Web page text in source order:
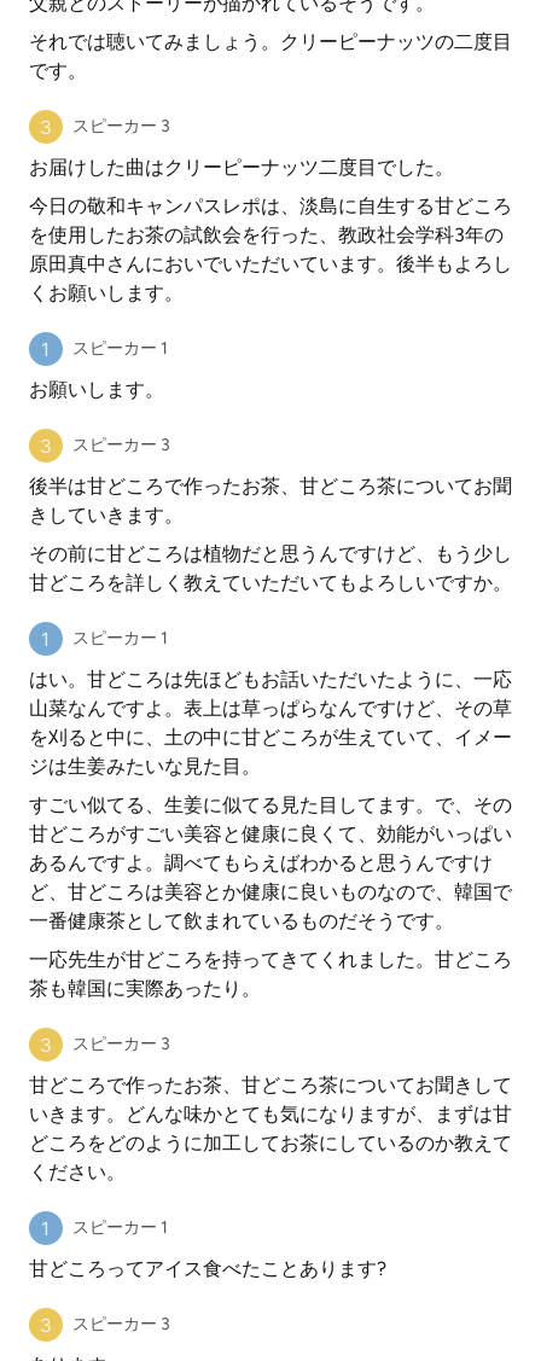
それでは聴いてみましょう。クリーピーナッツの二度目
です。
スピーカー 3
お届けした曲はクリーピーナッツ二度目でした。
今日の敬和キャンパスレポは、淡島に自生する甘どころ
を使用したお茶の試飲会を行った、教政社会学科3年の
原田真中さんにおいでいただいています。後半もよろし
くお願いします。
スピーカー 1
お願いします。
スピーカー 3
後半は甘どころで作ったお茶、甘どころ茶についてお聞
きしていきます。
その前に甘どころは植物だと思うんですけど、もう少し
甘どころを詳しく教えていただいてもよろしいですか。
スピーカー 1
はい。甘どころは先ほどもお話いただいたように、一応
山菜なんですよ。表上は草っぱらなんですけど、その草
を刈ると中に、土の中に甘どころが生えていて、イメー
ジは生姜みたいな見た目。
すごい似てる、生姜に似てる見た目してます。で、その
甘どころがすごい美容と健康に良くて、効能がいっぱい
あるんですよ。調べてもらえばわかると思うんですけ
ど、甘どころは美容とか健康に良いものなので、韓国で
一番健康茶として飲まれているものだそうです。
一応先生が甘どころを持ってきてくれました。甘どころ
茶も韓国に実際あったり。
スピーカー 3
甘どころで作ったお茶、甘どころ茶についてお聞きして
いきます。どんな味かとても気になりますが、まずは甘
どころをどのように加工してお茶にしているのか教えて
ください。
スピーカー 1
甘どころってアイス食べたことあります?
スピーカー 3